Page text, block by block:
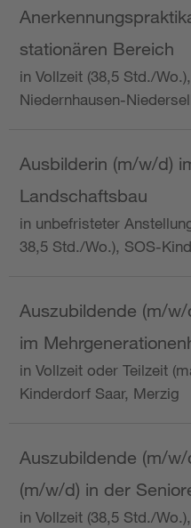
stationären Bereich
in Vollzeit (38,5 Std./
Niedernhausen-
Ausbilderin (m/w/d)
Landschaftsbau
in unbefristeter
38,5 Std./Wo.), SOS-
Auszubildende (m/
im
in Vollzeit oder Teilzeit
Kinderdorf Saar, Merzig
Auszubildende (m/
(m/w/d) in der
in Vollzeit (38,5 Std./